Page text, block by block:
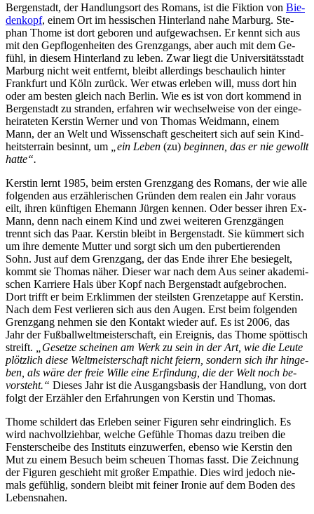
Ber­gen­stadt, der Hand­lungs­ort des Ro­mans, ist die Fik­ti­on von Bie­
den­kopf, ei­nem Ort im hes­si­schen Hin­ter­land na­he Mar­burg. Ste­
phan Thome ist dort ge­bo­ren und auf­ge­wach­sen. Er kennt sich aus
mit den Ge­pflo­gen­hei­ten des Grenz­gangs, aber auch mit dem Ge­
fühl, in die­sem Hin­ter­land zu le­ben. Zwar liegt die Uni­ver­si­täts­stadt
Mar­burg nicht weit ent­fernt, bleibt al­ler­dings be­schau­lich hin­ter
Frank­furt und Köln zu­rück. Wer et­was er­le­ben will, muss dort hin
oder am bes­ten gleich nach Ber­lin. Wie es ist von dort kom­mend in
Ber­gen­stadt zu stran­den, er­fah­ren wir wech­sel­wei­se von der ein­ge­
hei­ra­te­ten Kers­tin Wer­ner und von Tho­mas Weid­mann, ei­nem
Mann, der an Welt und Wis­sen­schaft ge­schei­tert sich auf sein Kind­
heits­ter­rain be­sinnt, um
„ein Le­ben (zu) be­gin­nen, das er nie ge­wollt
hatte“.
Kers­tin lernt 1985, beim ers­ten Grenz­gang des Ro­mans, der wie al­le
fol­gen­den aus er­zäh­le­ri­schen Grün­den dem rea­len ein Jahr vor­aus
eilt, ih­ren künf­ti­gen Ehe­mann Jür­gen ken­nen. Oder bes­ser ih­ren Ex-
Mann, denn nach ei­nem Kind und zwei wei­te­ren Grenz­gän­gen
trennt sich das Paar. Kers­tin bleibt in Ber­gen­stadt. Sie küm­mert sich
um ih­re de­men­te Mut­ter und sorgt sich um den pu­ber­tie­ren­den
Sohn. Just auf dem Grenz­gang, der das En­de ih­rer Ehe be­sie­gelt,
kommt sie Tho­mas nä­her. Die­ser war nach dem Aus sei­ner aka­de­mi­
schen Kar­rie­re Hals über Kopf nach Ber­gen­stadt auf­ge­bro­chen.
Dort trifft er beim Er­klim­men der steils­ten Grenz­etap­pe auf Kers­tin.
Nach dem Fest ver­lie­ren sich aus den Au­gen. Erst beim fol­gen­den
Grenz­gang neh­men sie den Kon­takt wie­der auf. Es ist 2006, das
Jahr der Fuß­ball­welt­meis­ter­schaft, ein Er­eig­nis, das Thome spöt­tisch
streift.
„Ge­set­ze schei­nen am Werk zu sein in der Art, wie die Leu­te
plötz­lich die­se Welt­meis­ter­schaft nicht fei­ern, son­dern sich ihr hin­ge­
ben, als wä­re der freie Wil­le ei­ne Er­fin­dung, die der Welt noch be­
vor­steht.“ Die­ses Jahr ist die Aus­gangs­ba­sis der Hand­lung, von dort
folgt der Er­zäh­ler den Er­fah­run­gen von Kers­tin und Thomas.
Thome schil­dert das Er­le­ben sei­ner Fi­gu­ren sehr ein­dring­lich. Es
wird nach­voll­zieh­bar, wel­che Ge­füh­le Tho­mas da­zu trei­ben die
Fens­ter­schei­be des In­sti­tuts ein­zu­wer­fen, eben­so wie Kers­tin den
Mut zu ei­nem Be­such beim scheu­en Tho­mas fasst. Die Zeich­nung
der Fi­gu­ren ge­schieht mit gro­ßer Em­pa­thie. Dies wird je­doch nie­
mals ge­füh­lig, son­dern bleibt mit fei­ner Iro­nie auf dem Bo­den des
Lebensnahen.